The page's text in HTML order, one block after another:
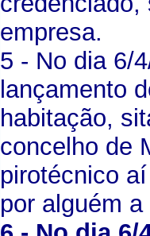
empresa.
5 - No dia 6/
lançamento
habitação,
concelho de
pirotécnico
por alguém